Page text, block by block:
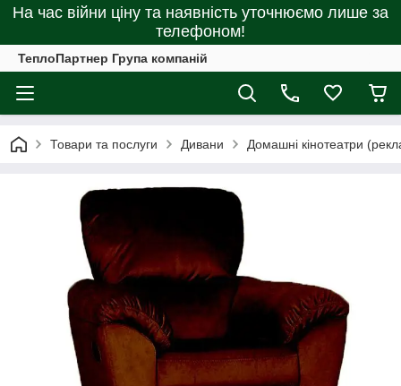
На час війни ціну та наявність уточнюємо лише за
телефоном!
ТеплоПартнер Група компаній
Товари та послуги Дивани Домашні кінотеатри